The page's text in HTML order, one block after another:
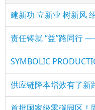
建新功 立新业 树新风
责任铸就 “益”路同行
SYMBOLIC
供应链降本增效有了新